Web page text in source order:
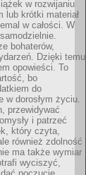
w rozwijaniu
lub krótki materiał
w całości. W
bohaterów,
Dzięki temu
opowieści. To
bo
do
w dorosłym życiu.
przewidywać
i patrzeć
który czyta,
również zdolność
ma także wymiar
wyciszyć,